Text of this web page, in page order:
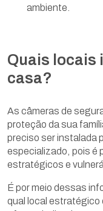
ambiente.
Quais locais
casa?
As câmeras de
proteção da sua
preciso ser instalada
especializado, pois é
estratégicos e
É por meio dessas
qual local estratégico